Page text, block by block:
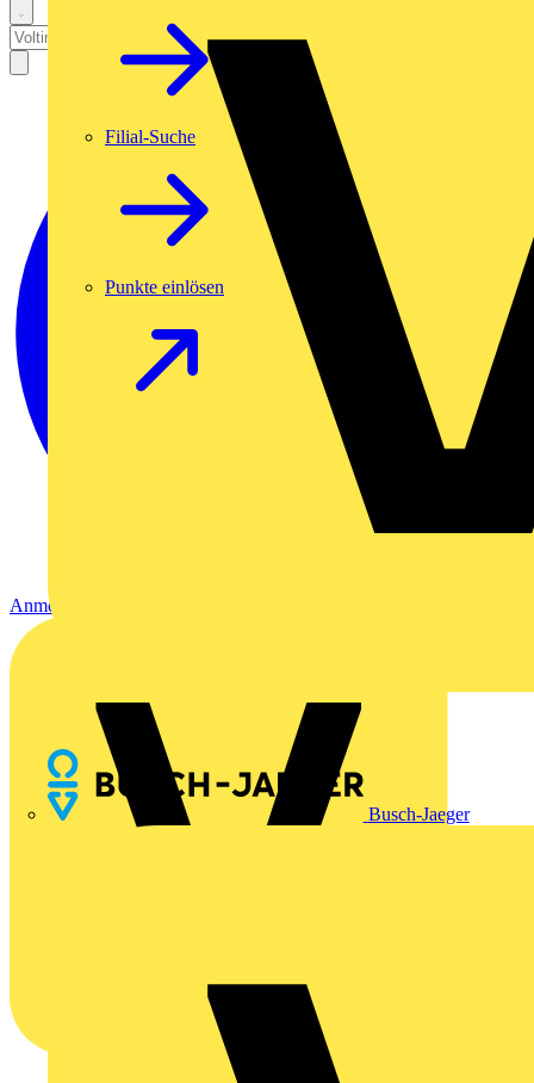
Busch-Jaeger
Filial-Suche
Punkte einlösen
Anmelden